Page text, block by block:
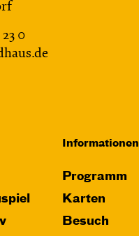
23 0
Informationen
Programm
Karten
Besuch